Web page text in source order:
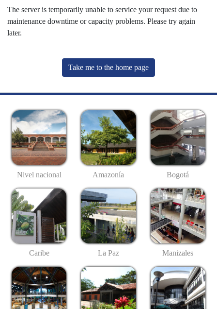
The server is temporarily unable to service your request due to
maintenance downtime or capacity problems. Please try again
later.
Take me to the home page
Nivel nacional Amazonía Bogotá
Caribe La Paz Manizales